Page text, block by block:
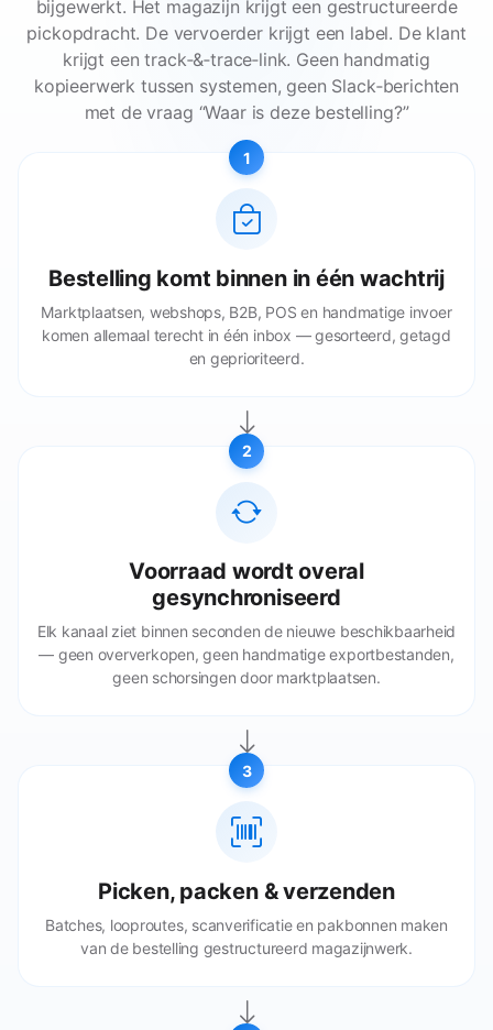
bijgewerkt. Het magazijn krijgt een gestructureerde
pickopdracht. De vervoerder krijgt een label. De klant
krijgt een track‑&‑trace‑link. Geen handmatig
kopieerwerk tussen systemen, geen Slack‑berichten
met de vraag “Waar is deze bestelling?”
1
Bestelling komt binnen in één wachtrij
Marktplaatsen, webshops, B2B, POS en handmatige invoer
komen allemaal terecht in één inbox — gesorteerd, getagd
en geprioriteerd.
2
Voorraad wordt overal
gesynchroniseerd
Elk kanaal ziet binnen seconden de nieuwe beschikbaarheid
— geen oververkopen, geen handmatige exportbestanden,
geen schorsingen door marktplaatsen.
3
Picken, packen & verzenden
Batches, looproutes, scanverificatie en pakbonnen maken
van de bestelling gestructureerd magazijnwerk.